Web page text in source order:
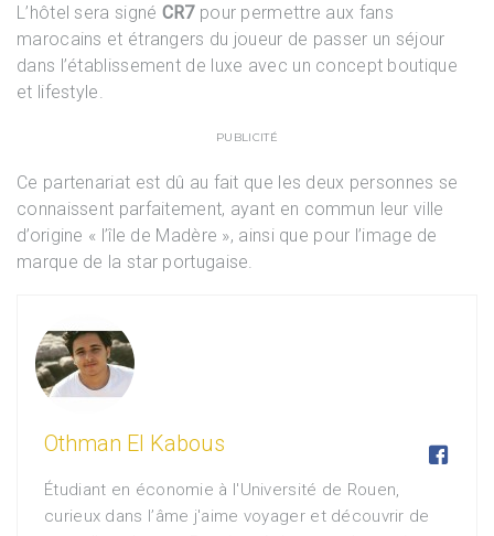
L’hôtel sera signé CR7 pour permettre aux fans
marocains et étrangers du joueur de passer un séjour
dans l’établissement de luxe avec un concept boutique
et lifestyle.
PUBLICITÉ
Ce partenariat est dû au fait que les deux personnes se
connaissent parfaitement, ayant en commun leur ville
d’origine « l’île de Madère », ainsi que pour l’image de
marque de la star portugaise.
Othman El Kabous 
Étudiant en économie à l'Université de Rouen,
curieux dans l’âme j'aime voyager et découvrir de